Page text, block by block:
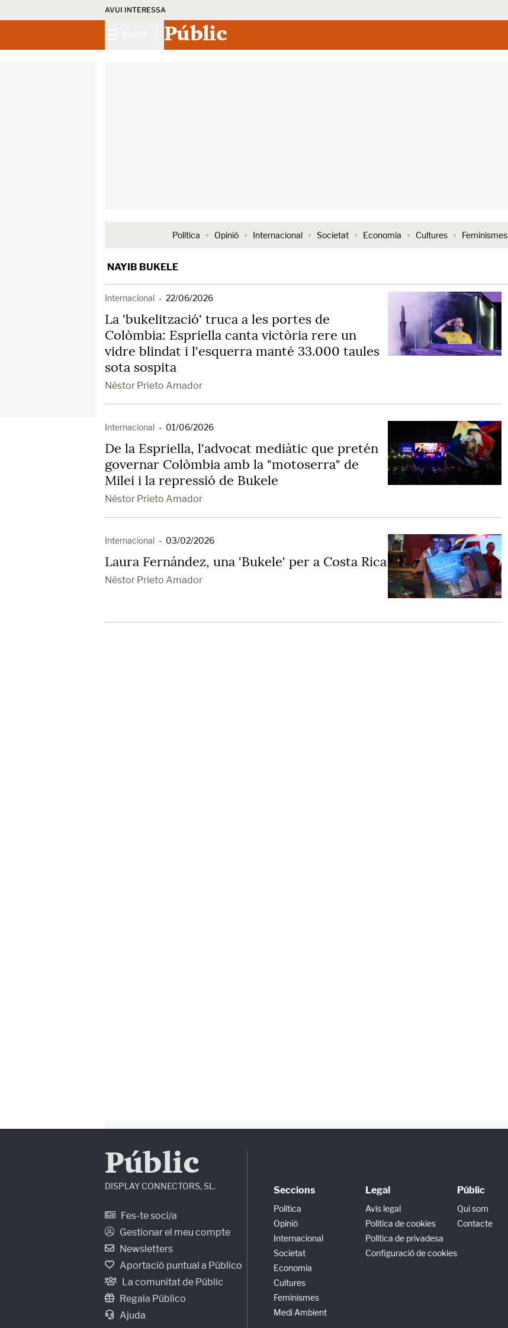
AVUI INTERESSA
Públic
Política Opinió Internacional Societat Economia Cultures Feminismes
NAYIB BUKELE
Internacional - 22/06/2026
La 'bukelització' truca a les portes de
Colòmbia: Espriella canta victòria rere un
vidre blindat i l'esquerra manté 33.000 taules
sota sospita
Néstor Prieto Amador
Internacional - 01/06/2026
De la Espriella, l'advocat mediàtic que pretén
governar Colòmbia amb la "motoserra" de
Milei i la repressió de Bukele
Néstor Prieto Amador
Internacional - 03/02/2026
Laura Fernández, una 'Bukele' per a Costa Rica
Néstor Prieto Amador
Públic
DISPLAY CONNECTORS, SL.
Fes-te soci/a
Gestionar el meu compte
Newsletters
Aportació puntual a Público
La comunitat de Públic
Regala Público
Ajuda
Seccions
Política
Opinió
Internacional
Societat
Economia
Cultures
Feminismes
Medi Ambient
Legal
Avís legal
Política de cookies
Política de privadesa
Configuració de cookies
Públic
Qui som
Contacte